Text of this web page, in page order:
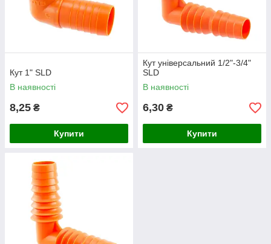
Кут 1" SLD
В наявності
8,25 ₴
Купити
Кут універсальний 1/2"-3/4"
SLD
В наявності
6,30 ₴
Купити